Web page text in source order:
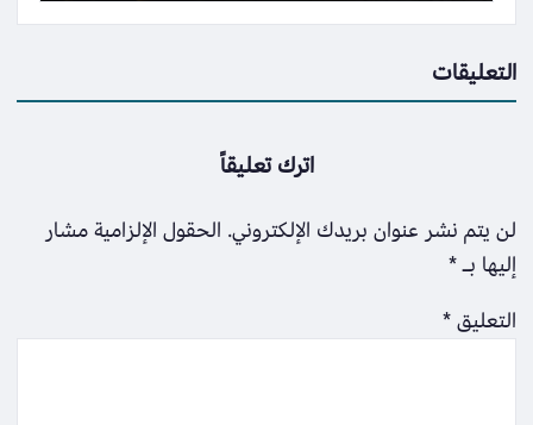
التعليقات
اترك تعليقاً
لن يتم نشر عنوان بريدك الإلكتروني. الحقول الإلزامية مشار
إليها بـ*
التعليق*